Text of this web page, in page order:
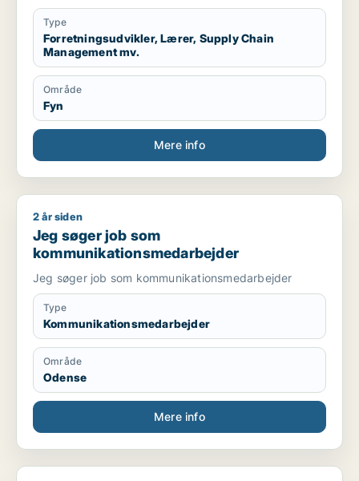
Type
Forretningsudvikler, Lærer, Supply Chain
Management mv.
Område
Fyn
Mere info
Jeg søger job som kommunikationsmedarbejder
2 år siden
Jeg søger job som
kommunikationsmedarbejder
Jeg søger job som kommunikationsmedarbejder
Type
Kommunikationsmedarbejder
Område
Odense
Mere info